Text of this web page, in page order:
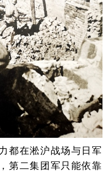
在淞沪战场与日军
第二集团军只能依靠